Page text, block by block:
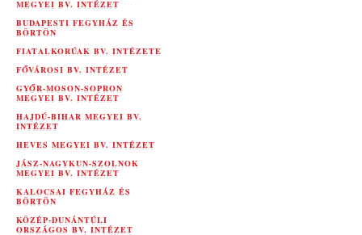
MEGYEI BV. INTÉZET
BUDAPESTI FEGYHÁZ ÉS
BÖRTÖN
FIATALKORÚAK BV. INTÉZETE
FŐVÁROSI BV. INTÉZET
GYŐR-MOSON-SOPRON
MEGYEI BV. INTÉZET
HAJDÚ-BIHAR MEGYEI BV.
INTÉZET
HEVES MEGYEI BV. INTÉZET
JÁSZ-NAGYKUN-SZOLNOK
MEGYEI BV. INTÉZET
KALOCSAI FEGYHÁZ ÉS
BÖRTÖN
KÖZÉP-DUNÁNTÚLI
ORSZÁGOS BV. INTÉZET